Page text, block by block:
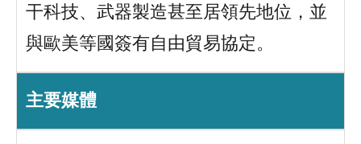
干科技、武器製造甚至居領先地位，並
與歐美等國簽有自由貿易協定。
主要媒體